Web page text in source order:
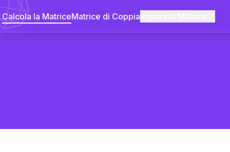
Calcola la MatriceMatrice di Coppia